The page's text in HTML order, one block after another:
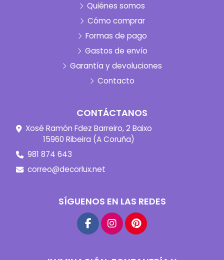
Quiénes somos
Cómo comprar
Formas de pago
Gastos de envío
Garantía y devoluciones
Contacto
CONTÁCTANOS
Xosé Ramón Fdez Barreiro, 2 Baixo
15960 Ribeira (A Coruña)
981 874 643
correo@decorlux.net
SÍGUENOS EN LAS REDES